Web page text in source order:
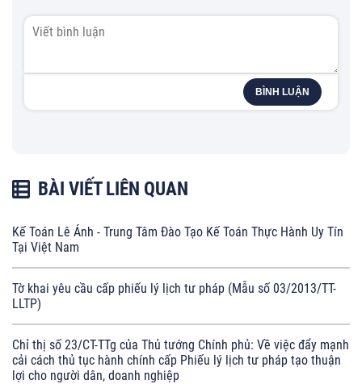
BÌNH LUẬN
BÀI VIẾT LIÊN QUAN
Kế Toán Lê Ánh - Trung Tâm Đào Tạo Kế Toán Thực Hành Uy Tín
Tại Việt Nam
Tờ khai yêu cầu cấp phiếu lý lịch tư pháp (Mẫu số 03/2013/TT-
LLTP)
Chỉ thị số 23/CT-TTg của Thủ tướng Chính phủ: Về việc đẩy mạnh
cải cách thủ tục hành chính cấp Phiếu lý lịch tư pháp tạo thuận
lợi cho người dân, doanh nghiệp